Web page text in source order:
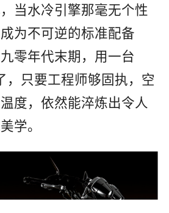
当水冷引擎那毫无个性
为不可逆的标准配备
零年代末期，用一台
，只要工程师够固执，空
度，依然能淬炼出令人
学。